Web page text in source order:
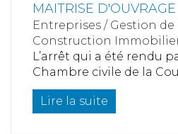
MAITRISE
Entreprises / Gestion
Construction
L’arrêt qui a été rendu
Chambre civile de la
Lire la suite